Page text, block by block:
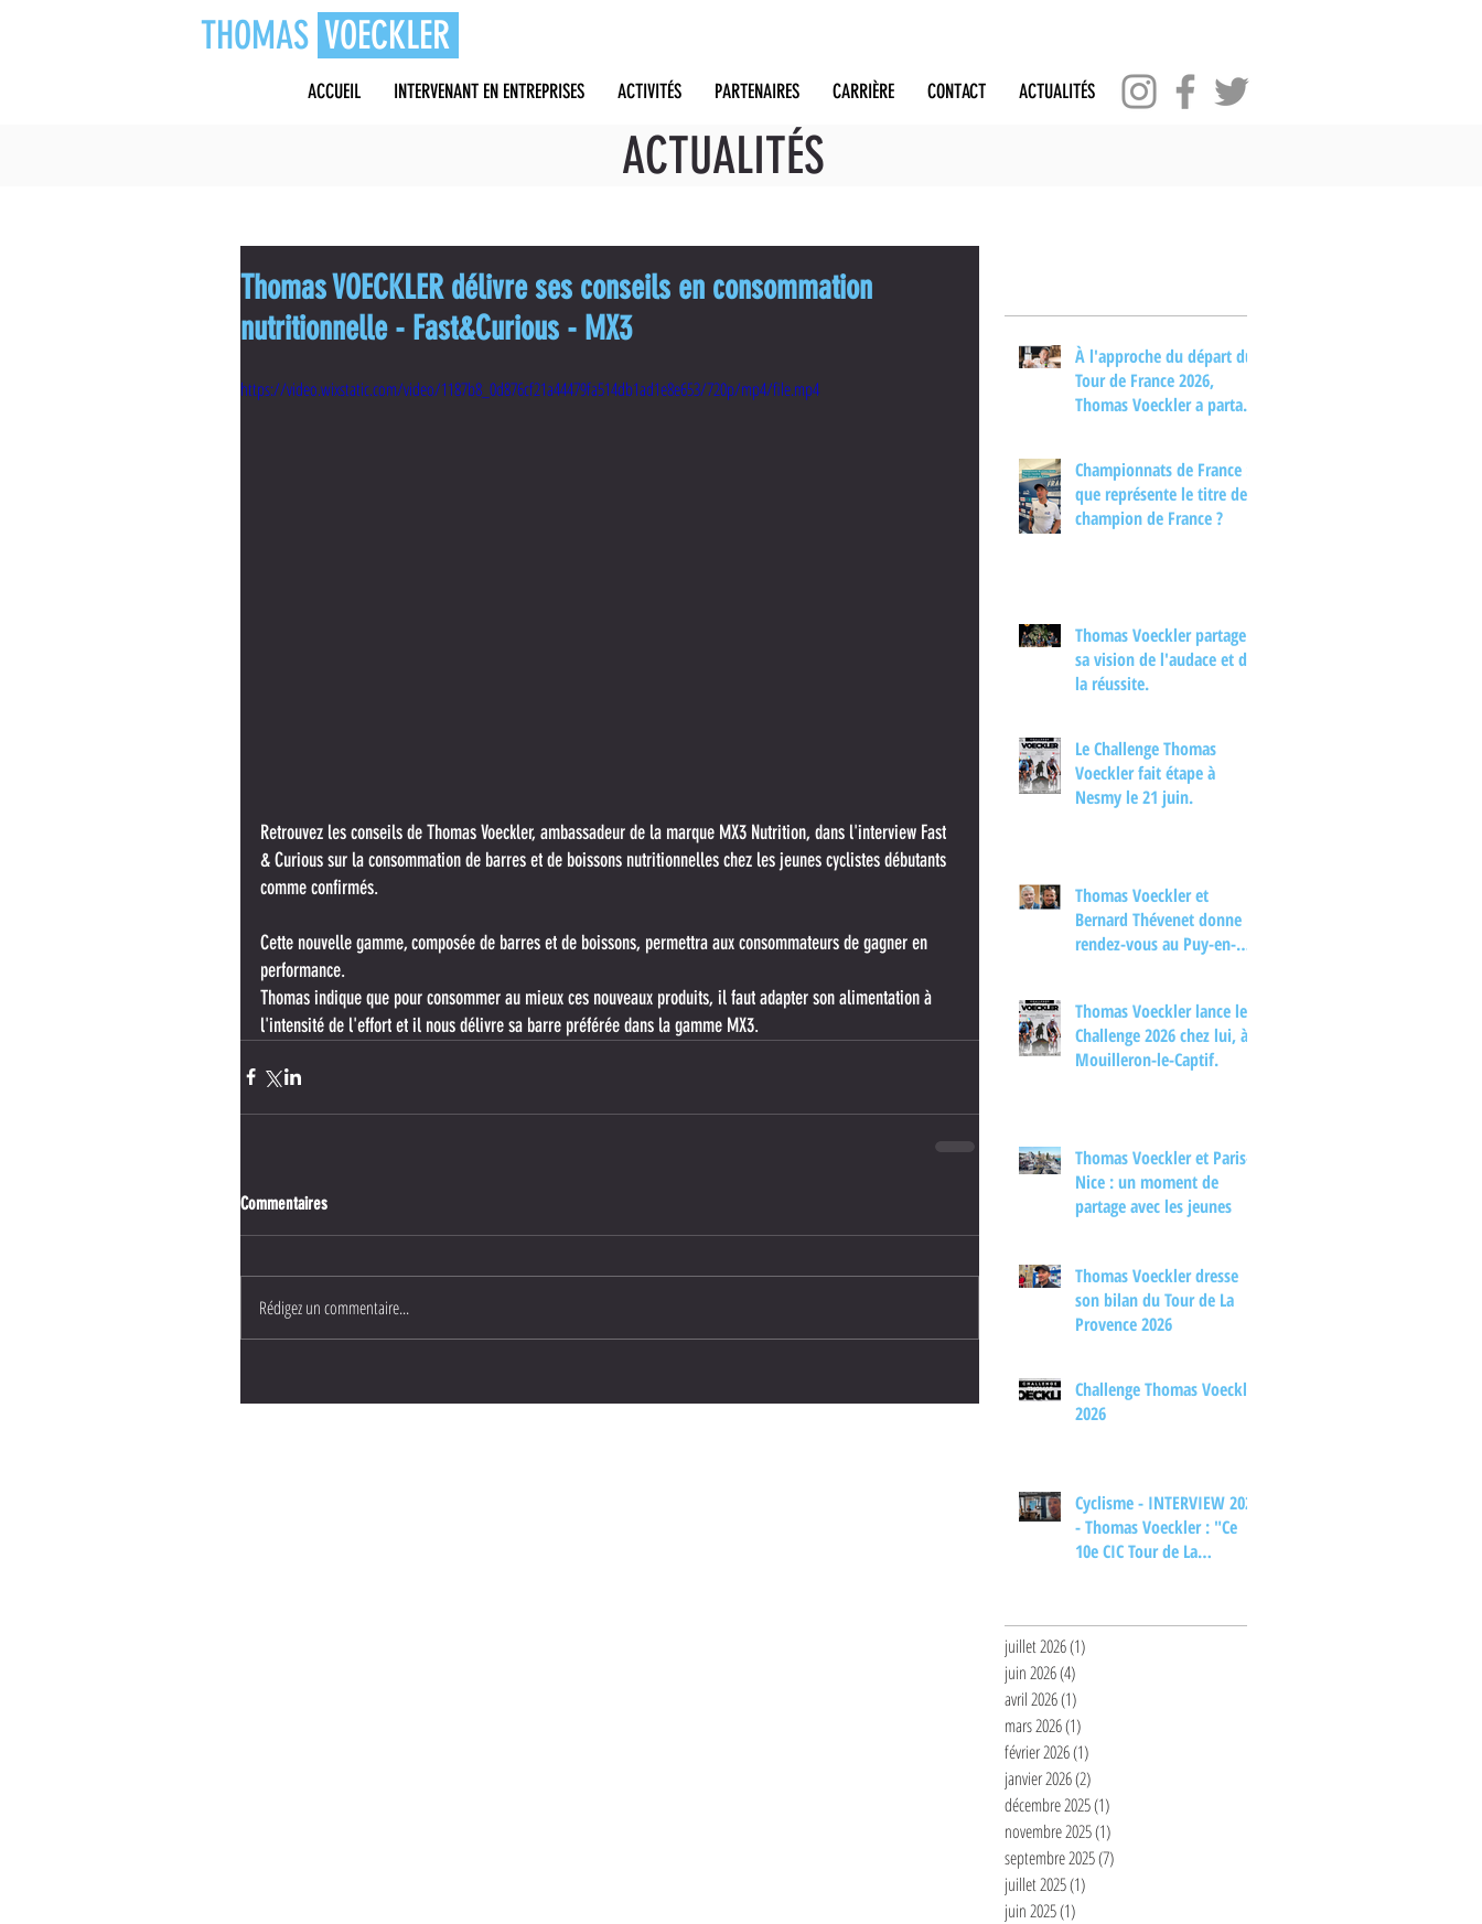
THOMAS VOECKLER
ACCUEIL INTERVENANT EN ENTREPRISES ACTIVITÉS PARTENAIRES CARRIÈRE CONTACT ACTUALITÉS
ACTUALITÉS
Thomas VOECKLER délivre ses conseils en consommation
nutritionnelle - Fast&Curious - MX3
https://video.wixstatic.com/video/1187b8_0d876cf21a44479fa514db1ad1e8e653/720p/mp4/file.mp4
Retrouvez les conseils de Thomas Voeckler, ambassadeur de la marque MX3 Nutrition, dans l'interview Fast
& Curious sur la consommation de barres et de boissons nutritionnelles chez les jeunes cyclistes débutants
comme confirmés.
Cette nouvelle gamme, composée de barres et de boissons, permettra aux consommateurs de gagner en
performance.
Thomas indique que pour consommer au mieux ces nouveaux produits, il faut adapter son alimentation à
l'intensité de l'effort et il nous délivre sa barre préférée dans la gamme MX3.
Commentaires
Rédigez un commentaire...
À l'approche du départ du
Tour de France 2026,
Thomas Voeckler a partagé
nouvelle édition dans une
interview.
Championnats de France :
que représente le titre de
champion de France ?
Thomas Voeckler partage
sa vision de l'audace et de
la réussite.
Le Challenge Thomas
Voeckler fait étape à
Nesmy le 21 juin.
Thomas Voeckler et
Bernard Thévenet donne
rendez-vous au Puy-en-
cyclisme
Thomas Voeckler lance le
Challenge 2026 chez lui, à
Mouilleron-le-Captif.
Thomas Voeckler et Paris-
Nice : un moment de
partage avec les jeunes
Thomas Voeckler dresse
son bilan du Tour de La
Provence 2026
Challenge Thomas Voeckler
2026
Cyclisme - INTERVIEW 2026
- Thomas Voeckler : "Ce
10e CIC Tour de La
juillet 2026(1)
juin 2026(4)
avril 2026(1)
mars 2026(1)
février 2026(1)
janvier 2026(2)
décembre 2025(1)
novembre 2025(1)
septembre 2025(7)
juillet 2025(1)
juin 2025(1)